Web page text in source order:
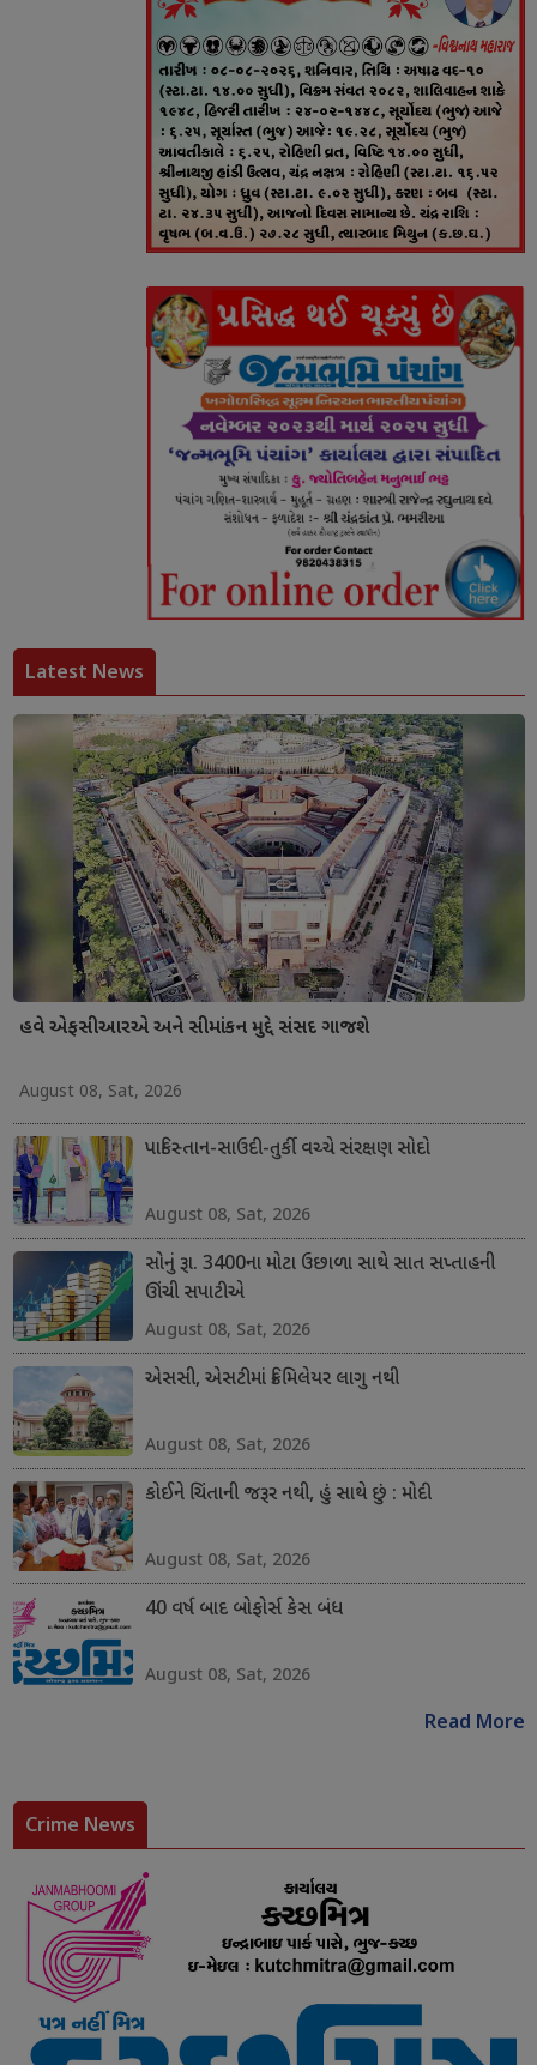
Latest News
હવે એફસીઆરએ અને સીમાંકન મુદ્દે સંસદ ગાજશે
August 08, Sat, 2026
પાકિસ્તાન-સાઉદી-તુર્કી વચ્ચે સંરક્ષણ સોદો
August 08, Sat, 2026
સોનું રૂા. 3400ના મોટા ઉછાળા સાથે સાત સપ્તાહની
ઊંચી સપાટીએ
August 08, Sat, 2026
એસસી, એસટીમાં ક્રિમિલેયર લાગુ નથી
August 08, Sat, 2026
કોઈને ચિંતાની જરૂર નથી, હું સાથે છું : મોદી
August 08, Sat, 2026
40 વર્ષ બાદ બોફોર્સ કેસ બંધ
August 08, Sat, 2026
Read More
Crime News